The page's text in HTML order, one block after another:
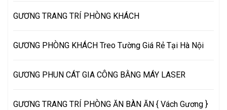
GƯƠNG TRANG TRÍ PHÒNG KHÁCH
GƯƠNG PHÒNG KHÁCH Treo Tường Giá Rẻ Tại Hà Nội
GƯƠNG PHUN CÁT GIA CÔNG BẰNG MÁY LASER
GƯƠNG TRANG TRÍ PHÒNG ĂN BÀN ĂN { Vách Gương }